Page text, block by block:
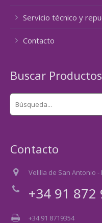
Servicio técnico y
Contacto
Buscar Productos
Contacto
Velilla de San Antonio -
+34 91 872
+34 91 8719354